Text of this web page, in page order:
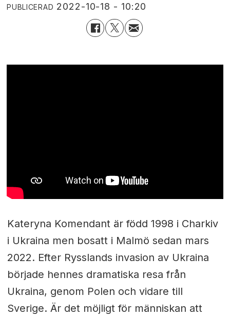
PUBLICERAD 2022-10-18 - 10:20
Kateryna Komendant är född 1998 i Charkiv
i Ukraina men bosatt i Malmö sedan mars
2022. Efter Rysslands invasion av Ukraina
började hennes dramatiska resa från
Ukraina, genom Polen och vidare till
Sverige. Är det möjligt för människan att